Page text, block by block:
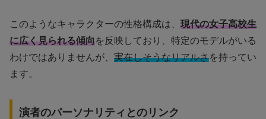
このようなキャラクターの性格構成は、 現代の女子高校生
に広く見られる傾向を反映しており、特定のモデルがいる
わけではありませんが、 実在しそうなリアルさを持ってい
ます。
演者のパーソナリティとのリンク